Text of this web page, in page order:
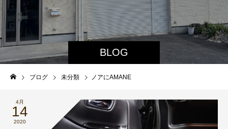
BLOG
ブログ 未分類 ノアにAMANE
4月
14
2020